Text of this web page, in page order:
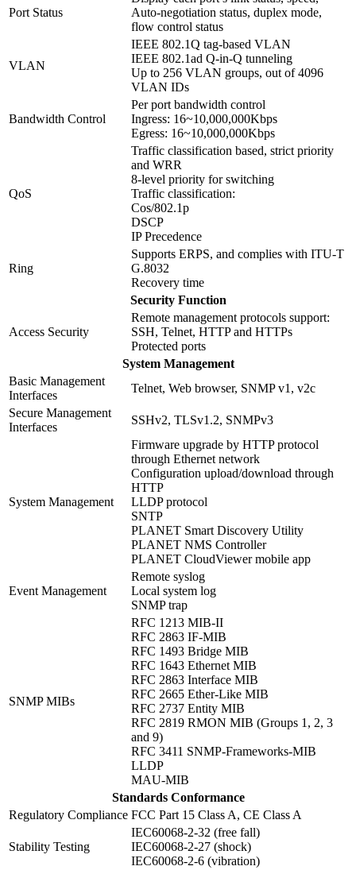
Port Status
Auto-negotiation status, duplex mode,
flow control status
VLAN
IEEE 802.1Q tag-based VLAN
IEEE 802.1ad Q-in-Q tunneling
Up to 256 VLAN groups, out of 4096
VLAN IDs
Bandwidth Control
Per port bandwidth control
Ingress: 16~10,000,000Kbps
Egress: 16~10,000,000Kbps
QoS
Traffic classification based, strict priority
and WRR
8-level priority for switching
Traffic classification:
Cos/802.1p
DSCP
IP Precedence
Ring
Supports ERPS, and complies with ITU-T
G.8032
Recovery time
Security Function
Access Security
Remote management protocols support:
SSH, Telnet, HTTP and HTTPs
Protected ports
System Management
Basic Management
Interfaces
Telnet, Web browser, SNMP v1, v2c
Secure Management
Interfaces
SSHv2, TLSv1.2, SNMPv3
System Management
Firmware upgrade by HTTP protocol
through Ethernet network
Configuration upload/download through
HTTP
LLDP protocol
SNTP
PLANET Smart Discovery Utility
PLANET NMS Controller
PLANET CloudViewer mobile app
Event Management
Remote syslog
Local system log
SNMP trap
SNMP MIBs
RFC 1213 MIB-II
RFC 2863 IF-MIB
RFC 1493 Bridge MIB
RFC 1643 Ethernet MIB
RFC 2863 Interface MIB
RFC 2665 Ether-Like MIB
RFC 2737 Entity MIB
RFC 2819 RMON MIB (Groups 1, 2, 3
and 9)
RFC 3411 SNMP-Frameworks-MIB
LLDP
MAU-MIB
Standards Conformance
Regulatory Compliance FCC Part 15 Class A, CE Class A
Stability Testing
IEC60068-2-32 (free fall)
IEC60068-2-27 (shock)
IEC60068-2-6 (vibration)